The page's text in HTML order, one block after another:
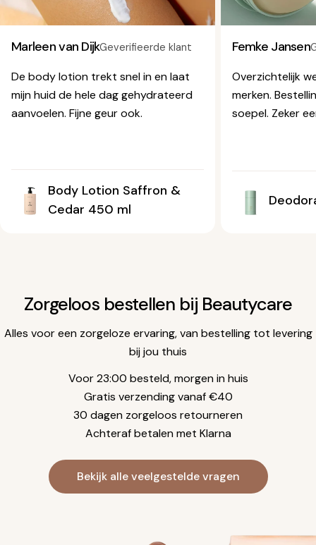
Marleen van DijkGeverifieerde klant
De body lotion trekt snel in en laat
mijn huid de hele dag gehydrateerd
aanvoelen. Fijne geur ook.
Body Lotion Saffron &
Cedar 450 ml
Femke Jansen
Overzichtelijk
merken.
soepel. Zeker
Zorgeloos bestellen bij Beautycare
Alles voor een zorgeloze ervaring, van bestelling tot levering
bij jou thuis
Voor 23:00 besteld, morgen in huis
Gratis verzending vanaf €40
30 dagen zorgeloos retourneren
Achteraf betalen met Klarna
Bekijk alle veelgestelde vragen